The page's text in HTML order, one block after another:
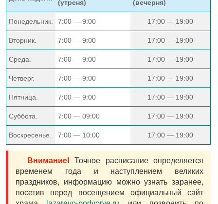
(утреня) (вечерня)
Понедельник. 7:00 — 9:00 17:00 — 19:00
Вторник. 7:00 — 9:00 17:00 — 19:00
Среда. 7:00 — 9:00 17:00 — 19:00
Четверг. 7:00 — 9:00 17:00 — 19:00
Пятница. 7:00 — 9:00 17:00 — 19:00
Суббота. 7:00 — 09:00 17:00 — 19:00
Воскресенье. 7:00 — 10:00 17:00 — 19:00
Внимание! Точное расписание определяется
временем года и наступлением великих
праздников, информацию можно узнать заранее,
посетив перед посещением официальный сайт